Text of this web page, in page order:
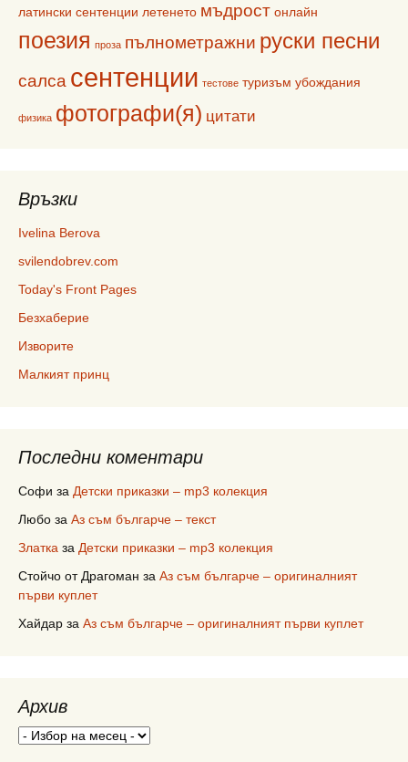
латински сентенции летенето мъдрост онлайн
поезия проза пълнометражни руски песни
салса сентенции тестове туризъм убождания
физика фотографи(я) цитати
Връзки
Ivelina Berova
svilendobrev.com
Today's Front Pages
Безхаберие
Изворите
Малкият принц
Последни коментари
Софи за Детски приказки – mp3 колекция
Любо за Аз съм българче – текст
Златка за Детски приказки – mp3 колекция
Стойчо от Драгоман за Аз съм българче – оригиналният
първи куплет
Хайдар за Аз съм българче – оригиналният първи куплет
Архив
Архив